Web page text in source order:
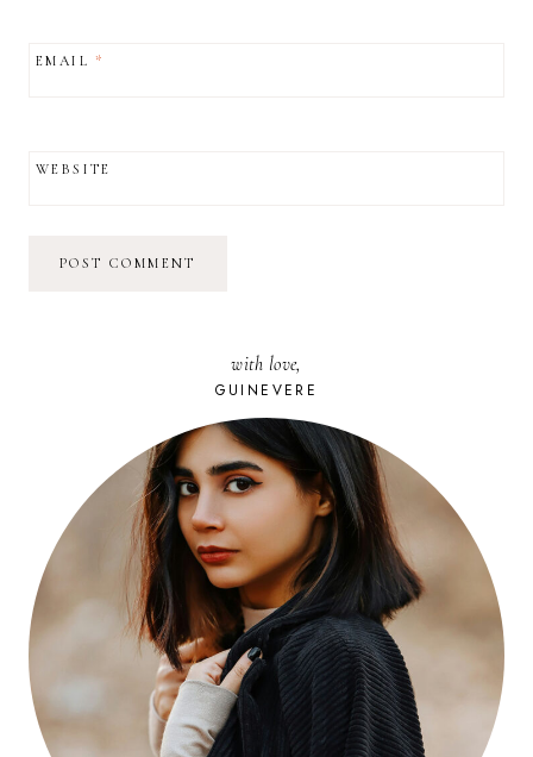
EMAIL*
WEBSITE
with love,
GUINEVERE